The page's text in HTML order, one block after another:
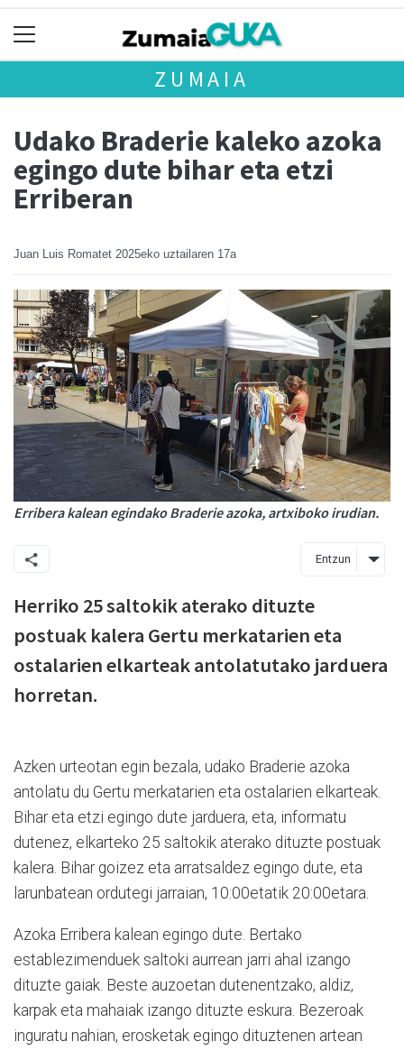
ZUMAIA
Udako Braderie kaleko azoka
egingo dute bihar eta etzi
Erriberan
Juan Luis Romatet 2025eko uztailaren 17a
Erribera kalean egindako Braderie azoka, artxiboko irudian.
Entzun
Herriko 25 saltokik aterako dituzte
postuak kalera Gertu merkatarien eta
ostalarien elkarteak antolatutako jarduera
horretan.
Azken urteotan egin bezala, udako Braderie azoka
antolatu du Gertu merkatarien eta ostalarien elkarteak.
Bihar eta etzi egingo dute jarduera, eta, informatu
dutenez, elkarteko 25 saltokik aterako dituzte postuak
kalera. Bihar goizez eta arratsaldez egingo dute, eta
larunbatean ordutegi jarraian, 10:00etatik 20:00etara.
Azoka Erribera kalean egingo dute. Bertako
establezimenduek saltoki aurrean jarri ahal izango
dituzte gaiak. Beste auzoetan dutenentzako, aldiz,
karpak eta mahaiak izango dituzte eskura. Bezeroak
inguratu nahian, erosketak egingo dituztenen artean